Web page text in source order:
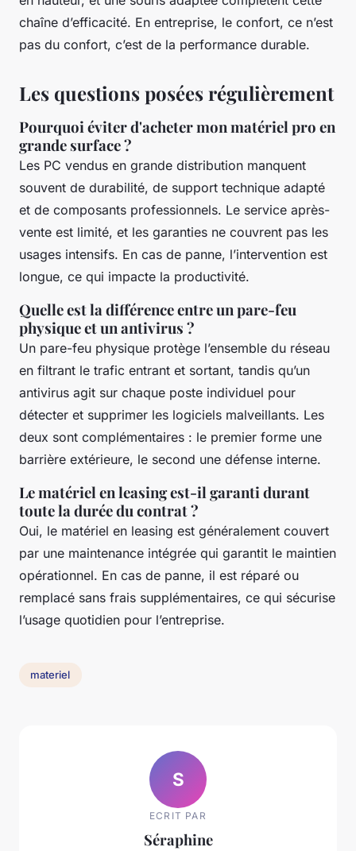
chaîne d’efficacité. En entreprise, le confort, ce n’est
pas du confort, c’est de la performance durable.
Les questions posées régulièrement
Pourquoi éviter d'acheter mon matériel pro en
grande surface ?
Les PC vendus en grande distribution manquent
souvent de durabilité, de support technique adapté
et de composants professionnels. Le service après-
vente est limité, et les garanties ne couvrent pas les
usages intensifs. En cas de panne, l’intervention est
longue, ce qui impacte la productivité.
Quelle est la différence entre un pare-feu
physique et un antivirus ?
Un pare-feu physique protège l’ensemble du réseau
en filtrant le trafic entrant et sortant, tandis qu’un
antivirus agit sur chaque poste individuel pour
détecter et supprimer les logiciels malveillants. Les
deux sont complémentaires : le premier forme une
barrière extérieure, le second une défense interne.
Le matériel en leasing est-il garanti durant
toute la durée du contrat ?
Oui, le matériel en leasing est généralement couvert
par une maintenance intégrée qui garantit le maintien
opérationnel. En cas de panne, il est réparé ou
remplacé sans frais supplémentaires, ce qui sécurise
l’usage quotidien pour l’entreprise.
materiel
S
ECRIT PAR
Séraphine